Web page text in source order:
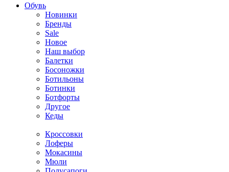
Обувь
Новинки
Бренды
Sale
Новое
Наш выбор
Балетки
Босоножки
Ботильоны
Ботинки
Ботфорты
Другое
Кеды
Кроссовки
Лоферы
Мокасины
Мюли